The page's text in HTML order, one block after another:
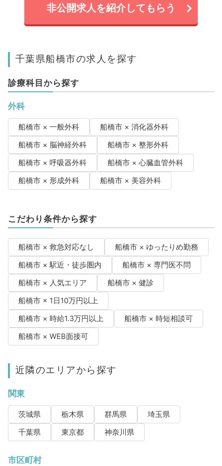
非公開求人を紹介してもらう
千葉県船橋市の求人を探す
診療科目から探す
外科
船橋市 × 一般外科
船橋市 × 消化器外科
船橋市 × 脳神経外科
船橋市 × 整形外科
船橋市 × 呼吸器外科
船橋市 × 心臓血管外科
船橋市 × 形成外科
船橋市 × 美容外科
こだわり条件から探す
船橋市 × 救急対応なし
船橋市 × ゆったりめ勤務
船橋市 × 駅近・徒歩圏内
船橋市 × 専門医不問
船橋市 × 人気エリア
船橋市 × 健診
船橋市 × 1日10万円以上
船橋市 × 時給1.3万円以上
船橋市 × 時短相談可
船橋市 × WEB面接可
近隣のエリアから探す
関東
茨城県 栃木県 群馬県
埼玉県
千葉県
東京都 神奈川県
市区町村